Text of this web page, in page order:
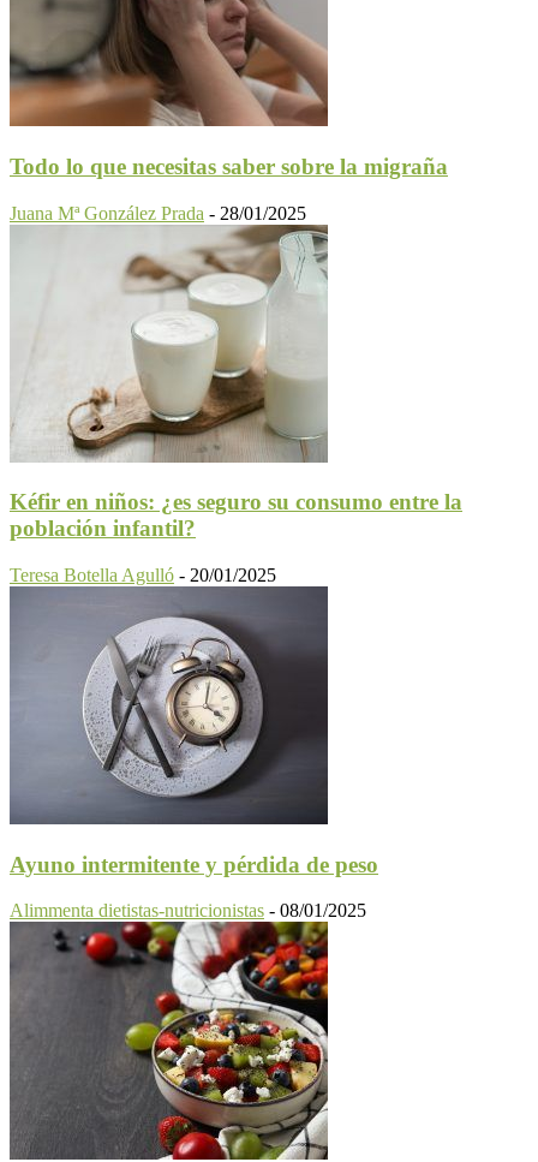
Todo lo que necesitas saber sobre la migraña
Juana Mª González Prada - 28/01/2025
Kéfir en niños: ¿es seguro su consumo entre la
población infantil?
Teresa Botella Agulló - 20/01/2025
Ayuno intermitente y pérdida de peso
Alimmenta dietistas-nutricionistas - 08/01/2025